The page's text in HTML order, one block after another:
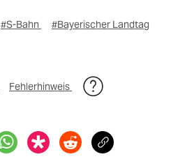
#S-Bahn
#Bayerischer Landtag
Fehlerhinweis